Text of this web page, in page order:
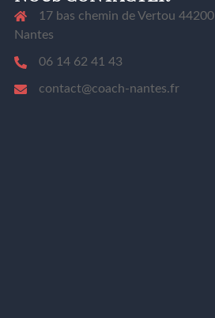
17 bas chemin de Vertou 44200
Nantes
06 14 62 41 43
contact@coach-nantes.fr